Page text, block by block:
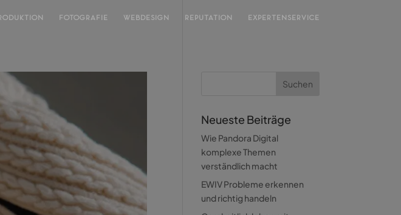
FOTOGRAFIE WEBDESIGN REPUTATION EXPERTENSERVICE
Neueste Beiträge
Wie Pandora Digital
komplexe Themen
verständlich macht
EWIV Probleme erkennen
und richtig handeln